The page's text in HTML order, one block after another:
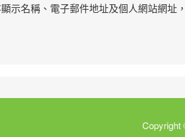
示名稱、電子郵件地址及個人網站網址
Copyright